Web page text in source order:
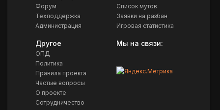
Форум
Техподдержка
Администрация
Список мутов
Заявки на разбан
Игровая статистика
Другое
ОПД
Политика
Правила проекта
Частые вопросы
О проекте
Сотрудничество
Мы на связи: